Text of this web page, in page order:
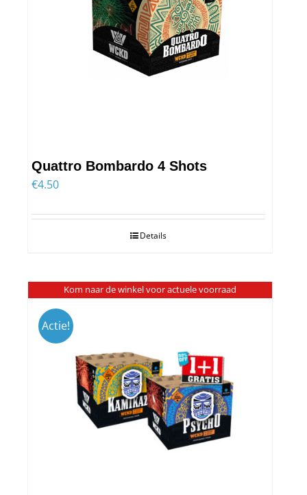
Quattro Bombardo 4 Shots
€4.50
Details
Kom naar de winkel voor actuele voorraad
Actie!